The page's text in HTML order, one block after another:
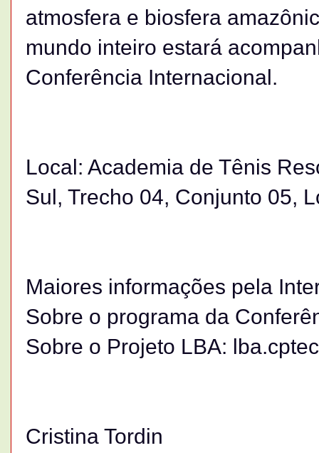
atmosfera e biosfera
mundo inteiro estará
Conferência Internacional.
Local: Academia de Tênis
Sul, Trecho 04, Conjunto 05,
Maiores informações pela
Sobre o programa da
Sobre o Projeto LBA:
Cristina Tordin